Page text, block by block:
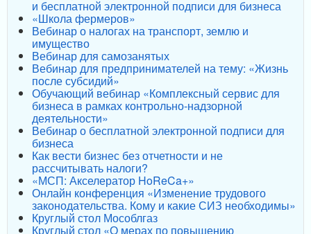
и бесплатной электронной подписи для бизнеса
«Школа фермеров»
Вебинар о налогах на транспорт, землю и
имущество
Вебинар для самозанятых
Вебинар для предпринимателей на тему: «Жизнь
после субсидий»
Обучающий вебинар «Комплексный сервис для
бизнеса в рамках контрольно-надзорной
деятельности»
Вебинар о бесплатной электронной подписи для
бизнеса
Как вести бизнес без отчетности и не
рассчитывать налоги?
«МСП: Акселератор HoReCa+»
Онлайн конференция «Изменение трудового
законодательства. Кому и какие СИЗ необходимы»
Круглый стол Мособлгаз
Круглый стол «О мерах по повышению